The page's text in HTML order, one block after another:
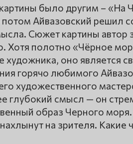
было другим – «На
Айвазовский решил
Сюжет картины автор
Хотя полотно «Чёрное
художника, оно является
горячо любимого
художественного
глубокий смысл — он
образ Черного
на зрителя.